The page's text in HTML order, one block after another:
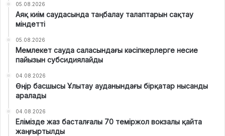
05.08.2026
Аяқ киім саудасында таңбалау талаптарын сақтау
міндетті
05.08.2026
Мемлекет сауда саласындағы кәсіпкерлерге несие
пайызын субсидиялайды
04.08.2026
Өңір басшысы Ұлытау ауданындағы бірқатар нысанды
аралады
04.08.2026
Елімізде жаз басталғалы 70 теміржол вокзалы қайта
жаңғыртылды